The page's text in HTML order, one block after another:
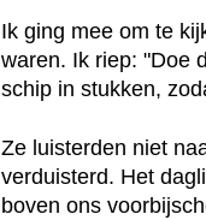
Ik ging mee om te
waren. Ik riep: "Doe
schip in stukken,
Ze luisterden niet
verduisterd. Het
boven ons